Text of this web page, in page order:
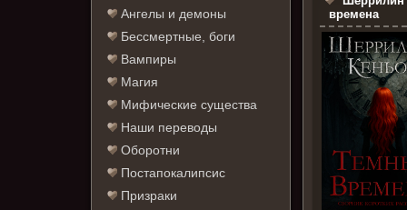
Ангелы и демоны
Бессмертные, боги
Вампиры
Магия
Мифические существа
Наши переводы
Оборотни
Постапокалипсис
Призраки
времена